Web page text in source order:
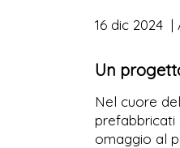
16 dic 2024
Un
Nel cuore
prefabbricati
omaggio al